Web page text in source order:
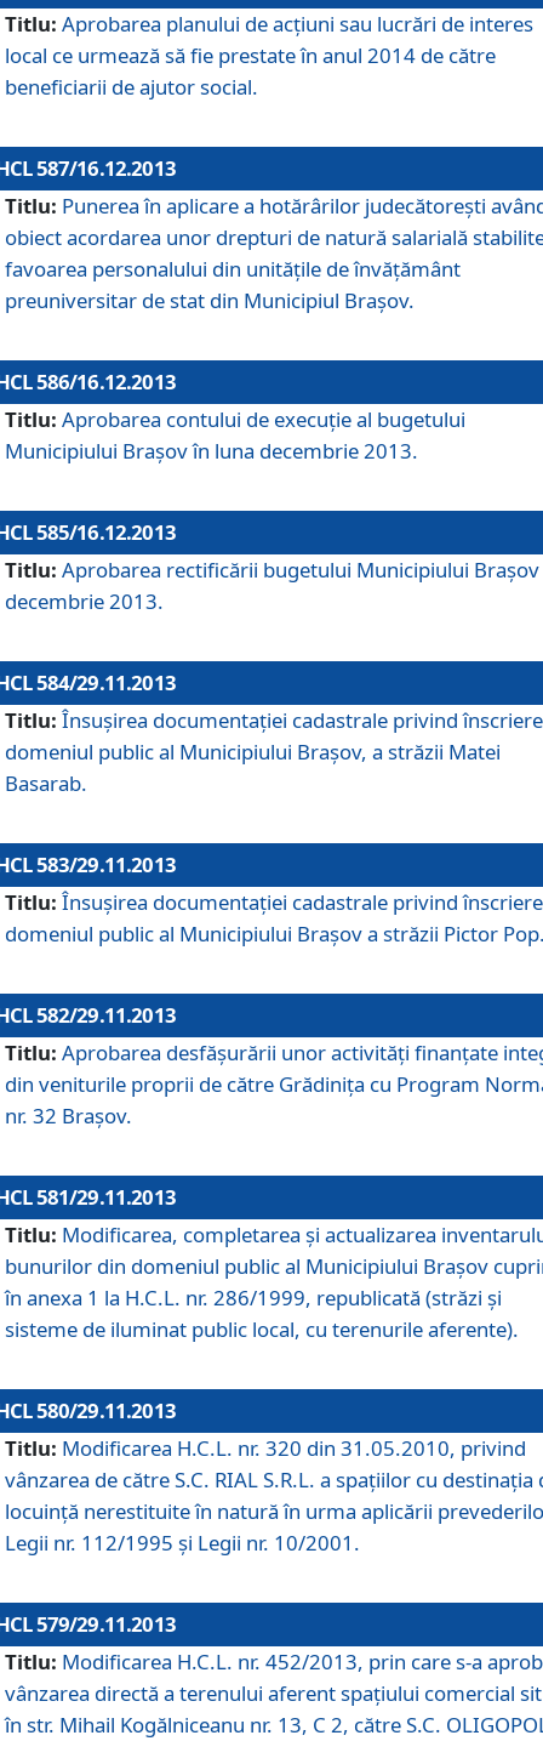
Titlu: Aprobarea planului de acţiuni sau lucrări de interes
local ce urmează să fie prestate în anul 2014 de către
beneficiarii de ajutor social.
587/16.12.2013
Titlu: Punerea în aplicare a hotărârilor judecătoreşti
obiect acordarea unor drepturi de natură salarială
favoarea personalului din unităţile de învăţământ
preuniversitar de stat din Municipiul Braşov.
586/16.12.2013
Titlu: Aprobarea contului de execuţie al bugetului
Municipiului Braşov în luna decembrie 2013.
585/16.12.2013
Titlu: Aprobarea rectificării bugetului Municipiului Braşov
decembrie 2013.
584/29.11.2013
Titlu: Însuşirea documentaţiei cadastrale privind
domeniul public al Municipiului Braşov, a străzii Matei
Basarab.
583/29.11.2013
Titlu: Însuşirea documentaţiei cadastrale privind
domeniul public al Municipiului Braşov a străzii Pictor
582/29.11.2013
Titlu: Aprobarea desfăşurării unor activităţi finanţate
din veniturile proprii de către Grădiniţa cu Program
nr. 32 Braşov.
581/29.11.2013
Titlu: Modificarea, completarea şi actualizarea
bunurilor din domeniul public al Municipiului Braşov
în anexa 1 la H.C.L. nr. 286/1999, republicată (străzi şi
sisteme de iluminat public local, cu terenurile aferente).
580/29.11.2013
Titlu: Modificarea H.C.L. nr. 320 din 31.05.2010, privind
vânzarea de către S.C. RIAL S.R.L. a spaţiilor cu destinaţia
locuinţă nerestituite în natură în urma aplicării
Legii nr. 112/1995 şi Legii nr. 10/2001.
579/29.11.2013
Titlu: Modificarea H.C.L. nr. 452/2013, prin care s-a
vânzarea directă a terenului aferent spaţiului comercial
în str. Mihail Kogălniceanu nr. 13, C 2, către S.C.